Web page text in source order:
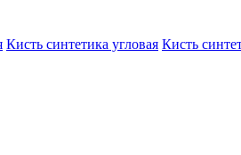
Кисть синтетика угловая Кисть